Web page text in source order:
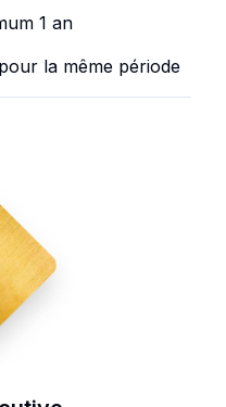
1 an
la même période